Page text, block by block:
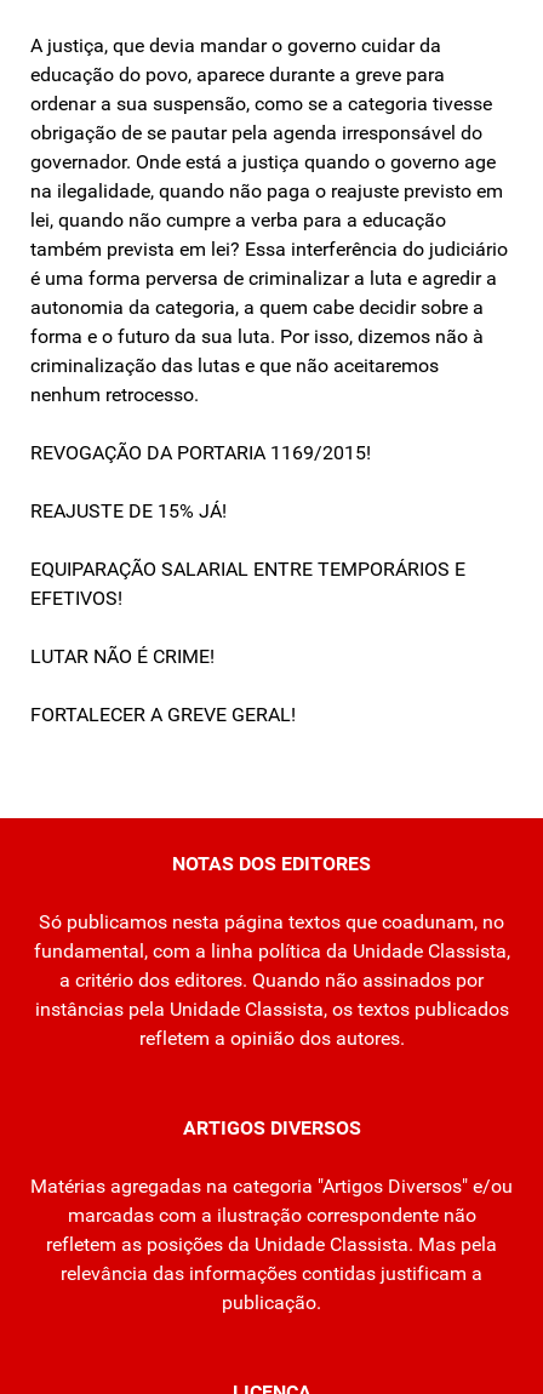
A justiça, que devia mandar o governo cuidar da
educação do povo, aparece durante a greve para
ordenar a sua suspensão, como se a categoria tivesse
obrigação de se pautar pela agenda irresponsável do
governador. Onde está a justiça quando o governo age
na ilegalidade, quando não paga o reajuste previsto em
lei, quando não cumpre a verba para a educação
também prevista em lei? Essa interferência do judiciário
é uma forma perversa de criminalizar a luta e agredir a
autonomia da categoria, a quem cabe decidir sobre a
forma e o futuro da sua luta. Por isso, dizemos não à
criminalização das lutas e que não aceitaremos
nenhum retrocesso.
REVOGAÇÃO DA PORTARIA 1169/2015!
REAJUSTE DE 15% JÁ!
EQUIPARAÇÃO SALARIAL ENTRE TEMPORÁRIOS E
EFETIVOS!
LUTAR NÃO É CRIME!
FORTALECER A GREVE GERAL!
NOTAS DOS EDITORES
Só publicamos nesta página textos que coadunam, no
fundamental, com a linha política da Unidade Classista,
a critério dos editores. Quando não assinados por
instâncias pela Unidade Classista, os textos publicados
refletem a opinião dos autores.
ARTIGOS DIVERSOS
Matérias agregadas na categoria "Artigos Diversos" e/ou
marcadas com a ilustração correspondente não
refletem as posições da Unidade Classista. Mas pela
relevância das informações contidas justificam a
publicação.